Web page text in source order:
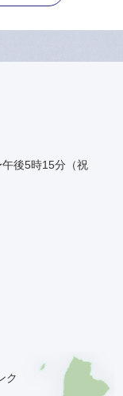
後5時15分（祝
ク